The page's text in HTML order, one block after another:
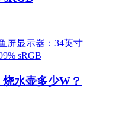
水壶多少W？